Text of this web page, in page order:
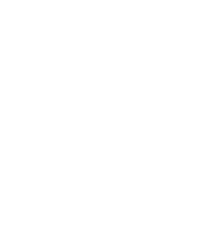
blind war. Diese Heilung führt zu
Blindheit. Jesus und seine
seine Blindheit eine Folge seiner
dass weder er noch seine
werden soll.